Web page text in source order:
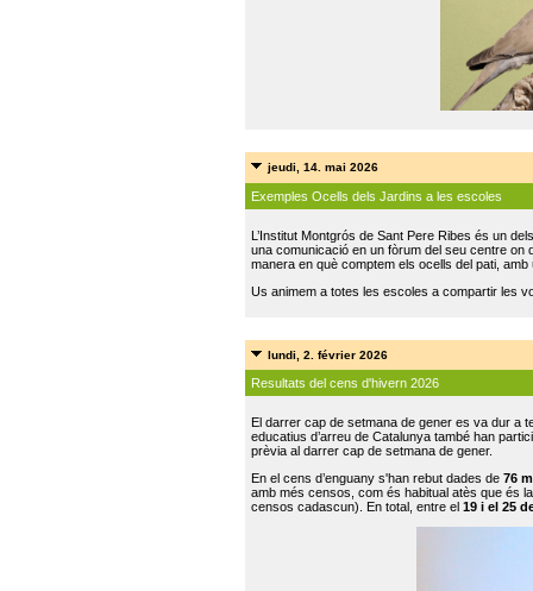
jeudi, 14. mai 2026
Exemples Ocells dels Jardins a les escoles
L’Institut Montgrós de Sant Pere Ribes és un
una comunicació en un fòrum del seu centre on
manera en què comptem els ocells del pati,
Us animem a totes les escoles a compartir les
lundi, 2. février 2026
Resultats del cens d'hivern 2026
El darrer cap de setmana de gener es va dur a
educatius d’arreu de Catalunya també han
prèvia al darrer cap de setmana de gener.
En el cens d’enguany s'han rebut dades de 76
amb més censos, com és habitual atès que és
censos cadascun). En total, entre el 19 i el 25